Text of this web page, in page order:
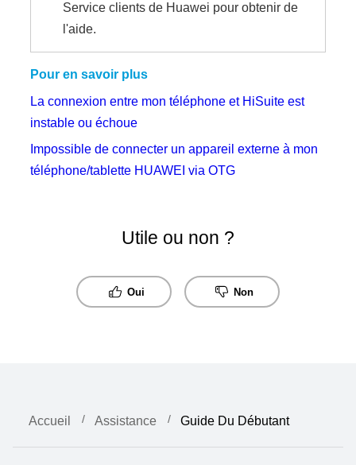
Service clients de Huawei pour obtenir de
l'aide.
Pour en savoir plus
La connexion entre mon téléphone et HiSuite est
instable ou échoue
Impossible de connecter un appareil externe à mon
téléphone/tablette HUAWEI via OTG
Utile ou non ?
Oui Non
Accueil Assistance Guide Du Débutant